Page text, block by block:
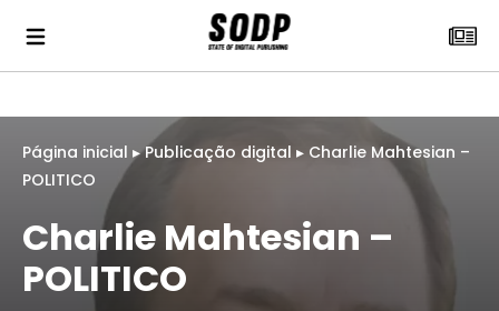
Página inicial ▸Publicação digital ▸ Charlie Mahtesian –
POLITICO
Charlie Mahtesian –
POLITICO